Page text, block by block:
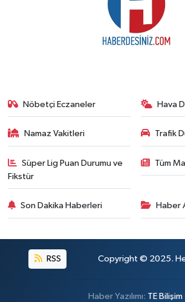
Nöbetçi Eczaneler Hava
Namaz Vakitleri Trafik
Süper Lig Puan Durumu ve
Fikstür
Tüm
Son Dakika Haberleri Haber
RSS Copyright © 2025. Her
Haber Yazılımı: TE Bilişim